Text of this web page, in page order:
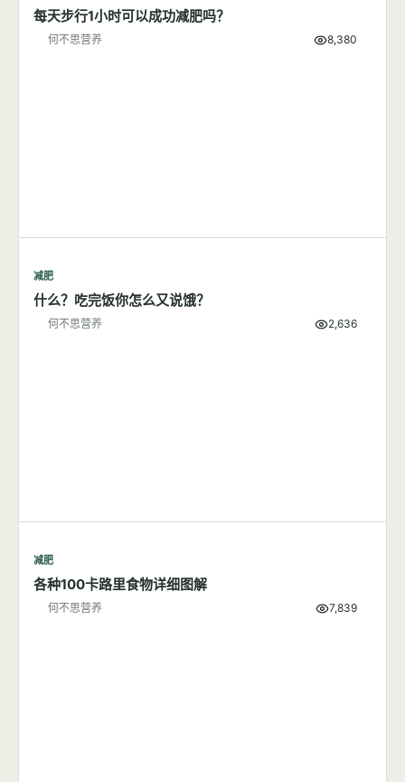
每天步行1小时可以成功减肥吗？
何不思营养 8,380
减肥
什么？吃完饭你怎么又说饿？
何不思营养 2,636
减肥
各种100卡路里食物详细图解
何不思营养 7,839